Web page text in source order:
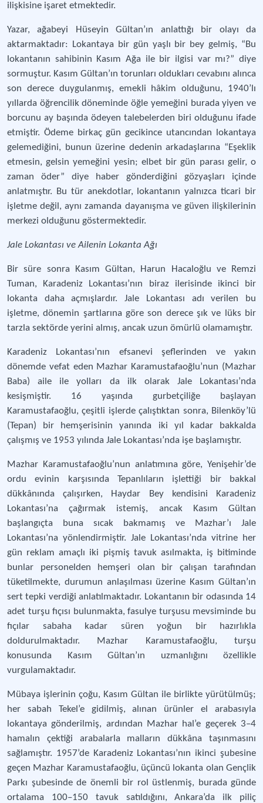
ilişkisine işaret etmektedir.
Yazar, ağabeyi Hüseyin Gültan’ın anlattığı bir olayı da
aktarmaktadır: Lokantaya bir gün yaşlı bir bey gelmiş, “Bu
lokantanın sahibinin Kasım Ağa ile bir ilgisi var mı?” diye
sormuştur. Kasım Gültan’ın torunları oldukları cevabını alınca
son derece duygulanmış, emekli hâkim olduğunu, 1940’lı
yıllarda öğrencilik döneminde öğle yemeğini burada yiyen ve
borcunu ay başında ödeyen talebelerden biri olduğunu ifade
etmiştir. Ödeme birkaç gün gecikince utancından lokantaya
gelemediğini, bunun üzerine dedenin arkadaşlarına “Eşeklik
etmesin, gelsin yemeğini yesin; elbet bir gün parası gelir, o
zaman öder” diye haber gönderdiğini gözyaşları içinde
anlatmıştır. Bu tür anekdotlar, lokantanın yalnızca ticari bir
işletme değil, aynı zamanda dayanışma ve güven ilişkilerinin
merkezi olduğunu göstermektedir.
Jale Lokantası ve Ailenin Lokanta Ağı
Bir süre sonra Kasım Gültan, Harun Hacaloğlu ve Remzi
Tuman, Karadeniz Lokantası’nın biraz ilerisinde ikinci bir
lokanta daha açmışlardır. Jale Lokantası adı verilen bu
işletme, dönemin şartlarına göre son derece şık ve lüks bir
tarzla sektörde yerini almış, ancak uzun ömürlü olamamıştır.
Karadeniz Lokantası’nın efsanevi şeflerinden ve yakın
dönemde vefat eden Mazhar Karamustafaoğlu’nun (Mazhar
Baba) aile ile yolları da ilk olarak Jale Lokantası’nda
kesişmiştir. 16 yaşında gurbetçiliğe başlayan
Karamustafaoğlu, çeşitli işlerde çalıştıktan sonra, Bilenköy’lü
(Tepan) bir hemşerisinin yanında iki yıl kadar bakkalda
çalışmış ve 1953 yılında Jale Lokantası’nda işe başlamıştır.
Mazhar Karamustafaoğlu’nun anlatımına göre, Yenişehir’de
ordu evinin karşısında Tepanlıların işlettiği bir bakkal
dükkânında çalışırken, Haydar Bey kendisini Karadeniz
Lokantası’na çağırmak istemiş, ancak Kasım Gültan
başlangıçta buna sıcak bakmamış ve Mazhar’ı Jale
Lokantası’na yönlendirmiştir. Jale Lokantası’nda vitrine her
gün reklam amaçlı iki pişmiş tavuk asılmakta, iş bitiminde
bunlar personelden hemşeri olan bir çalışan tarafından
tüketilmekte, durumun anlaşılması üzerine Kasım Gültan’ın
sert tepki verdiği anlatılmaktadır. Lokantanın bir odasında 14
adet turşu fıçısı bulunmakta, fasulye turşusu mevsiminde bu
fıçılar sabaha kadar süren yoğun bir hazırlıkla
doldurulmaktadır. Mazhar Karamustafaoğlu, turşu
konusunda Kasım Gültan’ın uzmanlığını özellikle
vurgulamaktadır.
Mübaya işlerinin çoğu, Kasım Gültan ile birlikte yürütülmüş;
her sabah Tekel’e gidilmiş, alınan ürünler el arabasıyla
lokantaya gönderilmiş, ardından Mazhar hal’e geçerek 3–4
hamalın çektiği arabalarla malların dükkâna taşınmasını
sağlamıştır. 1957’de Karadeniz Lokantası’nın ikinci şubesine
geçen Mazhar Karamustafaoğlu, üçüncü lokanta olan Gençlik
Parkı şubesinde de önemli bir rol üstlenmiş, burada günde
ortalama 100–150 tavuk satıldığını, Ankara’da ilk piliç